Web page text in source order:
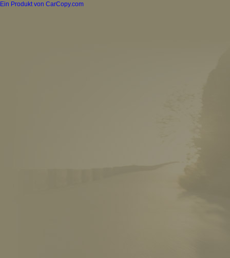
Ein Produkt von CarCopy.com